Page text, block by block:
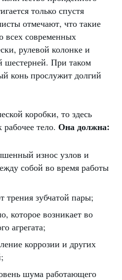
только спустя
отмечают, что такие
всех современных
рулевой колонке и
шестерней. При таком
конь прослужит долгий
коробки, то здесь
тело. Она должна:
износ узлов и
собой во время работы
трения зубчатой пары;
которое возникает во
агрегата;
коррозии и других
шума работающего